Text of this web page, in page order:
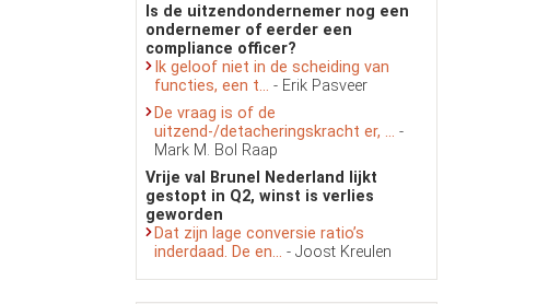
Is de uitzendondernemer nog een
ondernemer of eerder een
compliance officer?
Ik geloof niet in de scheiding van
functies, een t... - Erik Pasveer
De vraag is of de
uitzend-/detacheringskracht er, ... -
Mark M. Bol Raap
Vrije val Brunel Nederland lijkt
gestopt in Q2, winst is verlies
geworden
Dat zijn lage conversie ratio’s
inderdaad. De en... - Joost Kreulen